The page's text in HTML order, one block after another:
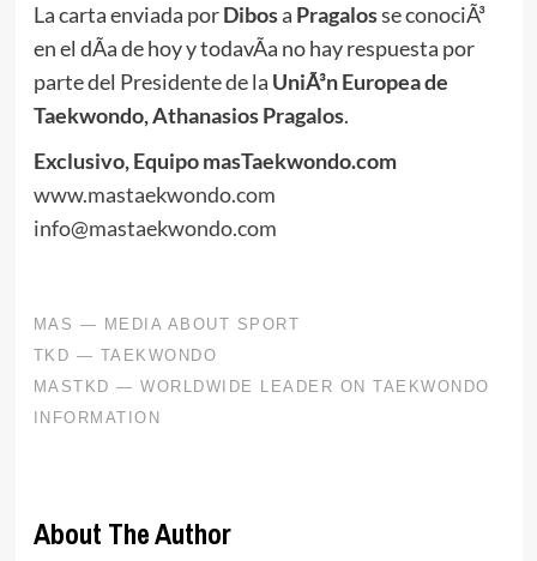
La carta enviada porDibosa Pragalosse conociÃ³
en el dÃ­a de hoy y todavÃ­a no hay respuesta por
parte del Presidente de la UniÃ³n Europea de
Taekwondo, Athanasios Pragalos.
Exclusivo, Equipo masTaekwondo.com
www.mastaekwondo.com
info@mastaekwondo.com
About The Author